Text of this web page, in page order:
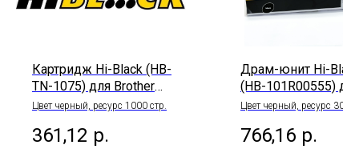
Картридж Hi-Black (HB-
TN-1075) для Brother
HL-
R/1512/MFC1810RD, 1K
Цвет черный, ресурс 1000 стр.
361,12 р.
Драм-юнит Hi-
(HB-101R00555)
Xerox WC
45DNI, 30K
Цвет черный, ресурс
766,16 р.